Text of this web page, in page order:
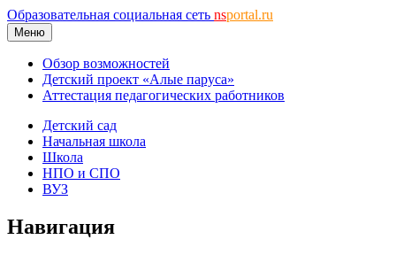
Образовательная социальная сеть nsportal.ru
Меню
Обзор возможностей
Детский проект «Алые паруса»
Аттестация педагогических работников
Детский сад
Начальная школа
Школа
НПО и СПО
ВУЗ
Навигация